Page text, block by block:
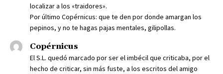
localizar a los «traidores».
Por último Copérnicus: que te den por donde amargan los
pepinos, y no te hagas pajas mentales, gilipollas.
Copérnicus
El S.L. quedó marcado por ser el imbécil que criticaba, por el
hecho de criticar, sin más fuste, a los escritos del amigo